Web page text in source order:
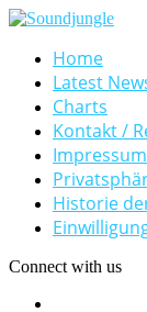
Home
Latest
Charts
Kontakt /
Historie
Connect with us